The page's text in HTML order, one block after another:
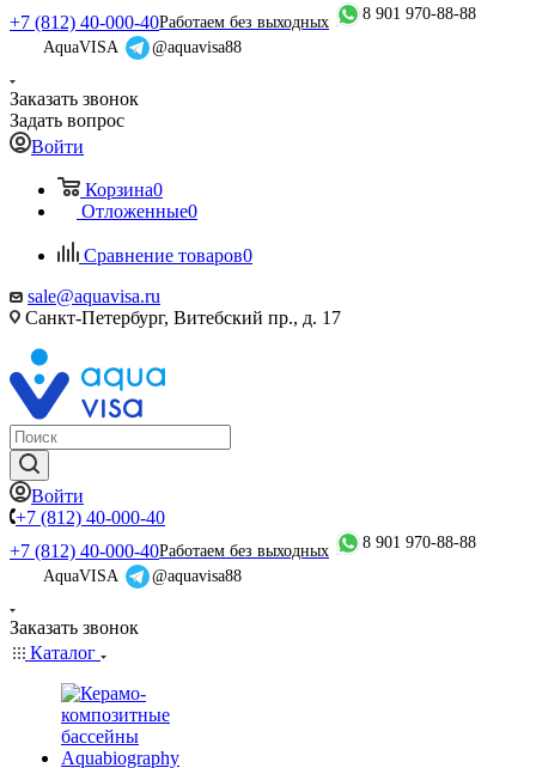
+7 (812) 40-000-40Работаем без выходных
8 901 970-88-88
AquaVISA
@aquavisa88
Заказать звонок
Задать вопрос
Войти
Корзина0
Отложенные0
Сравнение товаров0
sale@aquavisa.ru
Санкт-Петербург, Витебский пр., д. 17
Войти
+7 (812) 40-000-40
+7 (812) 40-000-40Работаем без выходных
8 901 970-88-88
AquaVISA
@aquavisa88
Заказать звонок
Каталог